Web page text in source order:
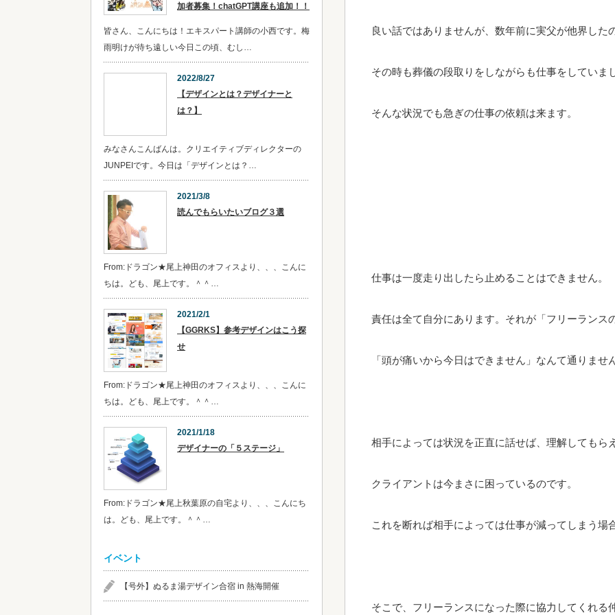
良い話ではありませんが、数年前に実父が他界した
その時も葬儀の段取りをしながらも仕事をしていま
そんな状況でも急ぎの仕事の依頼は来ます。
仕事は一度走り出したら止めることはできません。
責任は全て自分にあります。それが「フリーランス
「頭が痛いから今日はできません」なんて通りません
相手によっては状況を正直に話せば、理解してもら
クライアントは今まさに困っているのです。
これを断れば相手によっては仕事が減ってしまう場
そこで、フリーランスになった際に協力してくれる
加者募集！chatGPT講座も追加！！
皆さん、こんにちは！エキスパート講師の小西です。梅
雨明けが待ち遠しい今日この頃、むし…
2022/8/27
【デザインとは？デザイナーと
は？】
みなさんこんばんは。クリエイティブディレクターの
JUNPEIです。今日は「デザインとは？…
2021/3/8
読んでもらいたいブログ３選
From:ドラゴン★尾上神田のオフィスより、、、こんに
ちは。ども、尾上です。＾＾…
2021/2/1
【GGRKS】参考デザインはこう探
せ
From:ドラゴン★尾上神田のオフィスより、、、こんに
ちは。ども、尾上です。＾＾…
2021/1/18
デザイナーの「５ステージ」
From:ドラゴン★尾上秋葉原の自宅より、、、こんにち
は。ども、尾上です。＾＾…
イベント
【号外】ぬるま湯デザイン合宿 in 熱海開催